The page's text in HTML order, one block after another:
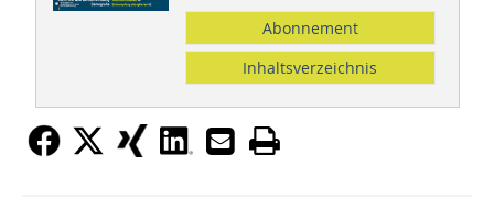
Abonnement
Inhaltsverzeichnis